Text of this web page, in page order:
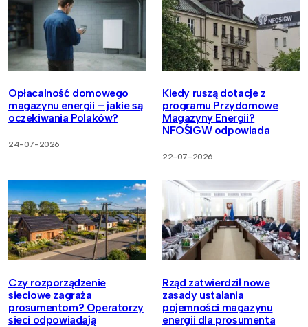
Opłacalność domowego
magazynu energii – jakie są
oczekiwania Polaków?
24-07-2026
Kiedy ruszą dotacje z
programu Przydomowe
Magazyny Energii?
NFOŚiGW odpowiada
22-07-2026
Czy rozporządzenie
sieciowe zagraża
prosumentom? Operatorzy
sieci odpowiadają
Rząd zatwierdził nowe
zasady ustalania
pojemności magazynu
energii dla prosumenta